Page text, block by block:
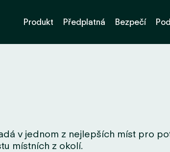
Produkt Předplatná Bezpečí
v jednom z nejlepších míst pro
místních z okolí.